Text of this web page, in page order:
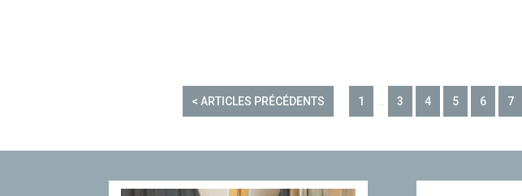
< ARTICLES PRÉCÉDENTS 1 … 3 4 5 6 7